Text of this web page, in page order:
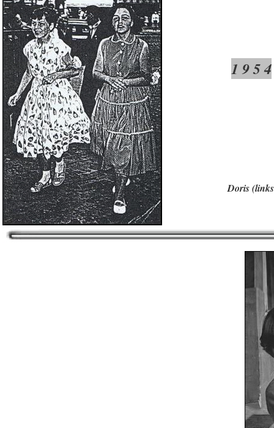
Doris
1 9 5 4